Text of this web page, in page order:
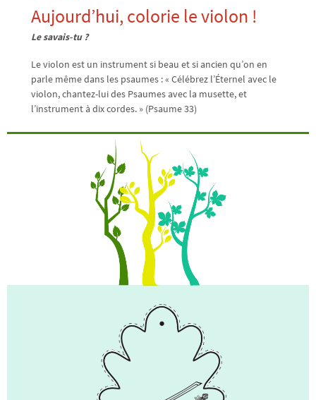
Aujourd’hui, colorie le violon !
Le savais-tu ?
Le violon est un instrument si beau et si ancien qu’on en
parle même dans les psaumes : « Célébrez l’Éternel avec le
violon, chantez-lui des Psaumes avec la musette, et
l’instrument à dix cordes. » (Psaume 33)